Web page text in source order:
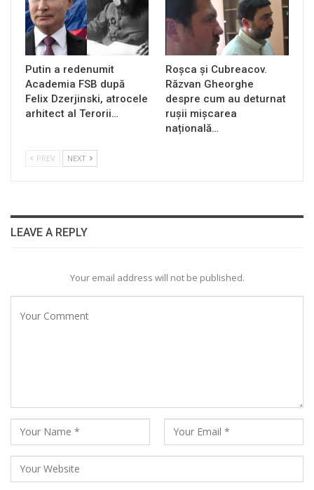
Putin a redenumit
Academia FSB după
Felix Dzerjinski, atrocele
arhitect al Terorii…
Roșca și Cubreacov.
Răzvan Gheorghe
despre cum au deturnat
rușii mișcarea
națională…
PREV NEXT
LEAVE A REPLY
Your email address will not be published.